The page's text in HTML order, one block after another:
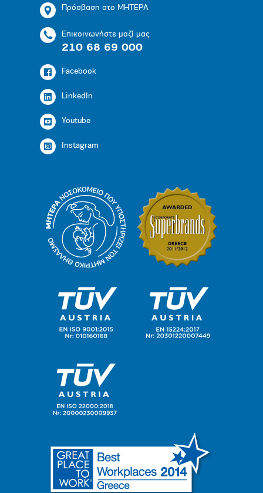
Πρόσβαση στο ΜΗΤΕΡΑ
Επικοινωνήστε μαζί μας
210 68 69 000
Facebook
LinkedIn
Youtube
Instagram